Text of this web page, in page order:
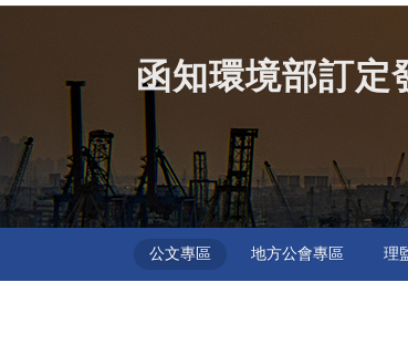
函知環境部訂定
公文專區 地方公會專區 理